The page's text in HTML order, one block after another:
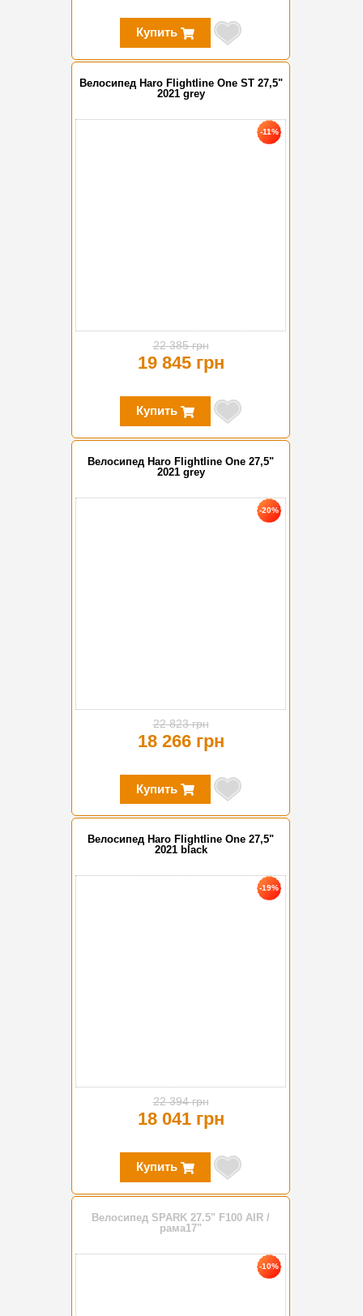
Купить
Велосипед Haro Flightline One ST 27,5"
2021 grey
-11%
22 385 грн
19 845 грн
Купить
Велосипед Haro Flightline One 27,5"
2021 grey
-20%
22 823 грн
18 266 грн
Купить
Велосипед Haro Flightline One 27,5"
2021 black
-19%
22 394 грн
18 041 грн
Купить
Велосипед SPARK 27.5" F100 AIR /
рама17"
-10%